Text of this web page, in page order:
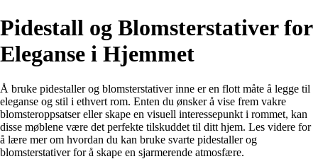
Pidestall og Blomsterstativer for
Eleganse i Hjemmet
Å bruke pidestaller og blomsterstativer inne er en flott måte å legge til
eleganse og stil i ethvert rom. Enten du ønsker å vise frem vakre
blomsteroppsatser eller skape en visuell interessepunkt i rommet, kan
disse møblene være det perfekte tilskuddet til ditt hjem. Les videre for
å lære mer om hvordan du kan bruke svarte pidestaller og
blomsterstativer for å skape en sjarmerende atmosfære.